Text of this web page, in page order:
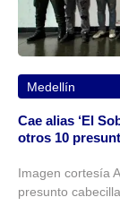
Medellín
Cae alias ‘El
otros 10
Imagen cortesía
presunto cabecilla